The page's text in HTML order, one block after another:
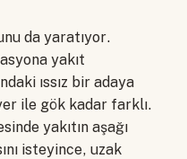
da yaratıyor.
yakıt
ıssız bir adaya
ile gök kadar farklı.
yakıtın aşağı
isteyince, uzak